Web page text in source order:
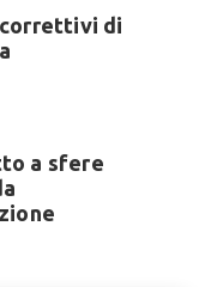
di
a sfere